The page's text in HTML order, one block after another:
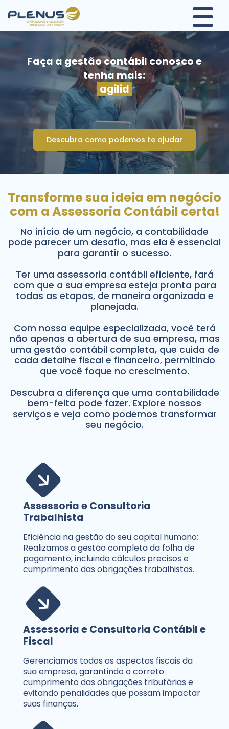
Faça a gestão contábil conosco e
tenha mais:
agilidade
Descubra como podemos te ajudar
Transforme sua ideia em negócio
com a Assessoria Contábil certa!
No início de um negócio, a contabilidade
pode parecer um desafio, mas ela é essencial
para garantir o sucesso.
Ter uma assessoria contábil eficiente, fará
com que a sua empresa esteja pronta para
todas as etapas, de maneira organizada e
planejada.
Com nossa equipe especializada, você terá
não apenas a abertura de sua empresa, mas
uma gestão contábil completa, que cuida de
cada detalhe fiscal e financeiro, permitindo
que você foque no crescimento.
Descubra a diferença que uma contabilidade
bem-feita pode fazer. Explore nossos
serviços e veja como podemos transformar
seu negócio.
Assessoria e Consultoria
Trabalhista
Eficiência na gestão do seu capital humano:
Realizamos a gestão completa da folha de
pagamento, incluindo cálculos precisos e
cumprimento das obrigações trabalhistas.
Assessoria e Consultoria Contábil e
Fiscal
Gerenciamos todos os aspectos fiscais da
sua empresa, garantindo o correto
cumprimento das obrigações tributárias e
evitando penalidades que possam impactar
suas finanças.